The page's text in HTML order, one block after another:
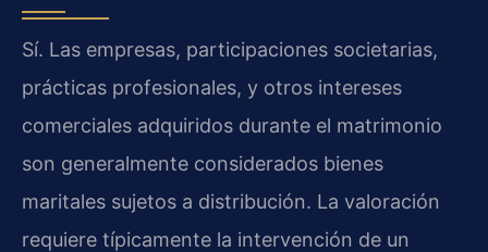
Sí. Las empresas, participaciones societarias,
prácticas profesionales, y otros intereses
comerciales adquiridos durante el matrimonio
son generalmente considerados bienes
maritales sujetos a distribución. La valoración
requiere típicamente la intervención de un